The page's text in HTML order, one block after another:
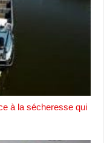
à la sécheresse qui